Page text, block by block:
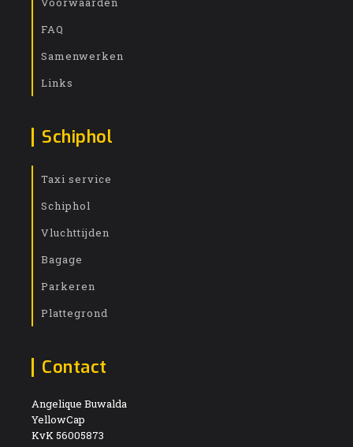
FAQ
Samenwerken
Links
Schiphol
Taxi service
Schiphol
Vluchttijden
Bagage
Parkeren
Plattegrond
Contact
Angelique Buwalda
YellowCap
KvK 56005873